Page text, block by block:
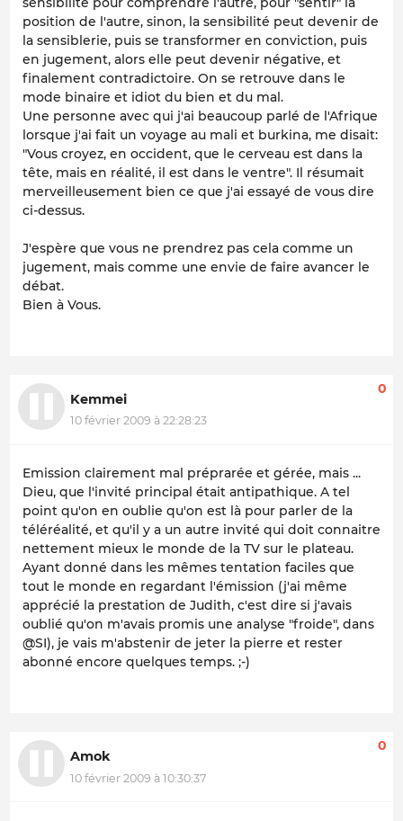
position de l'autre, sinon, la sensibilité peut devenir de
la sensiblerie, puis se transformer en conviction, puis
en jugement, alors elle peut devenir négative, et
finalement contradictoire. On se retrouve dans le
mode binaire et idiot du bien et du mal.
Une personne avec qui j'ai beaucoup parlé de l'Afrique
lorsque j'ai fait un voyage au mali et burkina, me disait:
"Vous croyez, en occident, que le cerveau est dans la
tête, mais en réalité, il est dans le ventre". Il résumait
merveilleusement bien ce que j'ai essayé de vous dire
ci-dessus.
J'espère que vous ne prendrez pas cela comme un
jugement, mais comme une envie de faire avancer le
débat.
Bien à Vous.
Kemmei
10 février 2009 à 22:28:23
0
Emission clairement mal préprarée et gérée, mais ...
Dieu, que l'invité principal était antipathique. A tel
point qu'on en oublie qu'on est là pour parler de la
téléréalité, et qu'il y a un autre invité qui doit connaitre
nettement mieux le monde de la TV sur le plateau.
Ayant donné dans les mêmes tentation faciles que
tout le monde en regardant l'émission (j'ai même
apprécié la prestation de Judith, c'est dire si j'avais
oublié qu'on m'avais promis une analyse "froide", dans
@SI), je vais m'abstenir de jeter la pierre et rester
abonné encore quelques temps. ;-)
Amok
10 février 2009 à 10:30:37
0